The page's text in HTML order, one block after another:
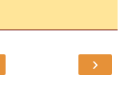
›